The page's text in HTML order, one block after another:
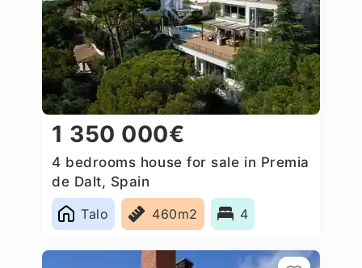
1 350 000€
4 bedrooms house for sale in Premia
de Dalt, Spain
Talo
460m2 4